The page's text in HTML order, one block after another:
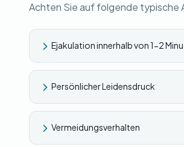
Achten Sie auf folgende typische
Ejakulation innerhalb von 1-2
Persönlicher Leidensdruck
Vermeidungsverhalten